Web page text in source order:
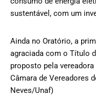
sustentável, com um
Ainda no Oratório, a
agraciada com o Título
proposto pela
Câmara de Vereadores
Neves/Unaf)